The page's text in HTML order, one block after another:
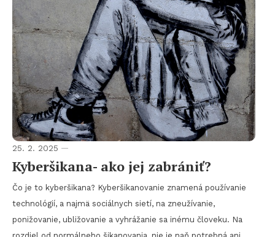
25. 2. 2025
Kyberšikana- ako jej zabrániť?
Čo je to kyberšikana? Kyberšikanovanie znamená používanie
technológií, a najmä sociálnych sietí, na zneužívanie,
ponižovanie, ubližovanie a vyhrážanie sa inému človeku. Na